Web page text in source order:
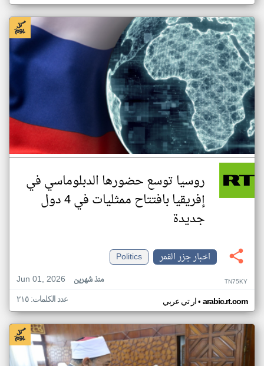
روسيا توسع حضورها الدبلوماسي في
إفريقيا بافتتاح ممثليات في 4 دول
جديدة
اخبار جزر القمر
Politics
Jun 01, 2026
منذ شهرين TN75KY
ار تي عربي• arabic.rt.com عدد الكلمات: ٢١٥